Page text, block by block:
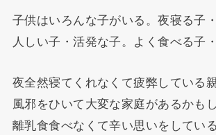
子供はいろんな子がいる。夜寝る子
人しい子・活発な子。よく食べる子
夜全然寝てくれなくて疲弊している
風邪をひいて大変な家庭があるかも
離乳食食べなくて辛い思いをしてい